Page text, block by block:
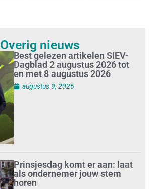
Overig nieuws
Best gelezen artikelen SIEV-
Dagblad 2 augustus 2026 tot
en met 8 augustus 2026
augustus 9, 2026
Prinsjesdag komt er aan: laat
als ondernemer jouw stem
horen